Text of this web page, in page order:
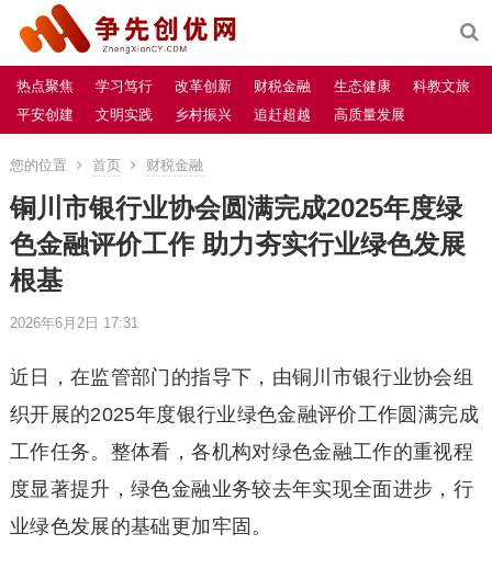
热点聚焦 学习笃行 改革创新 财税金融 生态健康
科教文旅
平安创建
文明实践 乡村振兴 追赶超越 高质量发展
您的位置 首页 财税金融
铜川市银行业协会圆满完成2025年度绿
色金融评价工作 助力夯实行业绿色发展
根基
2026年6月2日 17:31
近日，在监管部门的指导下，由铜川市银行业协会组
织开展的2025年度银行业绿色金融评价工作圆满完成
工作任务。整体看，各机构对绿色金融工作的重视程
度显著提升，绿色金融业务较去年实现全面进步，行
业绿色发展的基础更加牢固。